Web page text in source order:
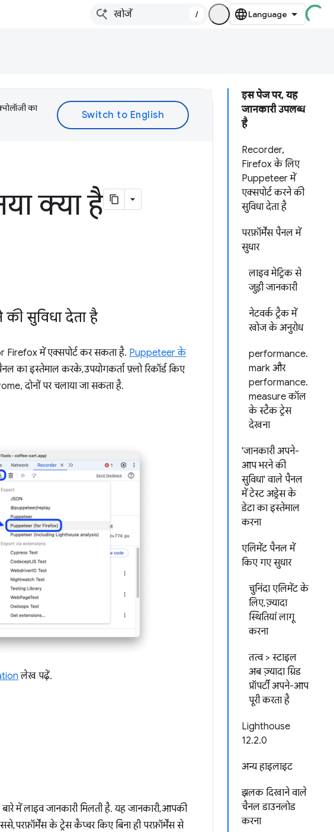
/
इस पेज पर, यह
जानकारी उपलब्ध
है
Recorder,
Firefox के लिए
Puppeteer में
एक्सपोर्ट करने की
सुविधा देता है
परफ़ॉर्मेंस पैनल में
सुधार
लाइव मेट्रिक से
जुड़ी जानकारी
नेटवर्क ट्रैक में
खोज के अनुरोध
performance.
mark और
performance.
measure कॉल
के स्टैक ट्रेस
देखना
'जानकारी अपने-
आप भरने की
सुविधा' वाले पैनल
में टेस्ट अड्रेस के
डेटा का इस्तेमाल
करना
एलिमेंट पैनल में
किए गए सुधार
चुनिंदा एलिमेंट के
लिए, ज़्यादा
स्थितियां लागू
करना
तत्व > स्टाइल
अब ज़्यादा ग्रिड
प्रॉपर्टी अपने-आप
पूरी करता है
Lighthouse
12.2.0
अन्य हाइलाइट
झलक दिखाने वाले
चैनल डाउनलोड
करना
का
क्या है
सुविधा देता है
Firefox में एक्सपोर्ट कर सकता है. Puppeteer के
का इस्तेमाल करके, उपयोगकर्ता फ़्लो रिकॉर्ड किए
दोनों पर चलाया जा सकता है.
लेख पढ़ें.
में लाइव जानकारी मिलती है. यह जानकारी, आपकी
परफ़ॉर्मेंस के ट्रेस कैप्चर किए बिना ही परफ़ॉर्मेंस से